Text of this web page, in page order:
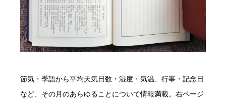
節気・季語から平均天気日数・湿度・気温、行事・記念日
など、その月のあらゆることについて情報満載。右ページ